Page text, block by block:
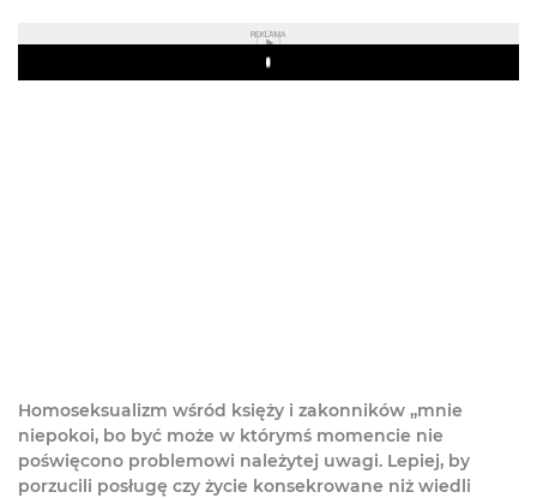
REKLAMA
Play
Homoseksualizm wśród księży i zakonników „mnie
niepokoi, bo być może w którymś momencie nie
poświęcono problemowi należytej uwagi. Lepiej, by
porzucili posługę czy życie konsekrowane niż wiedli